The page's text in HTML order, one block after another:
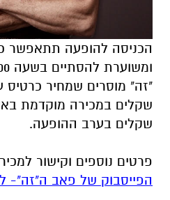
שקלים בערב ההופעה.
פרטים נוספים וקישור
הפייסבוק של פאב ה"זה"-